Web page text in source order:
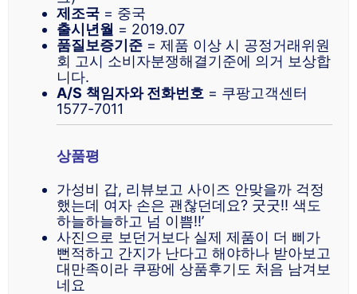
제조국 = 중국
출시년월 = 2019.07
품질보증기준 = 제품 이상 시 공정거래위원
회 고시 소비자분쟁해결기준에 의거 보상합
니다.
A/S 책임자와 전화번호 = 쿠팡고객센터
1577-7011
상품평
가성비 갑, 리뷰보고 사이즈 안맞을까 걱정
했는데 여자 손은 괜찮던데요? 굿굿!! 색도
하늘하늘하고 넘 이쁨!!’
사진으로 보던거보다 실제 제품이 더 삐가
뻔적하고 간지가 난다고 해야하나 받아보고
대만족이라 쿠팡에 상품후기도 처음 남겨보
네요